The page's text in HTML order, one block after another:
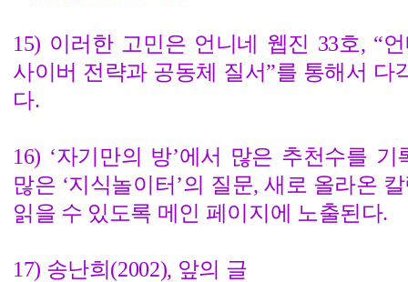
15) 이러한 고민은 언니네 웹진 33호, “
사이버 전략과 공동체 질서”를 통해서 다
다.
16) ‘자기만의 방’에서 많은 추천수를
많은 ‘지식놀이터’의 질문, 새로 올라온
읽을 수 있도록 메인 페이지에 노출된다.
17) 송난희(2002), 앞의 글